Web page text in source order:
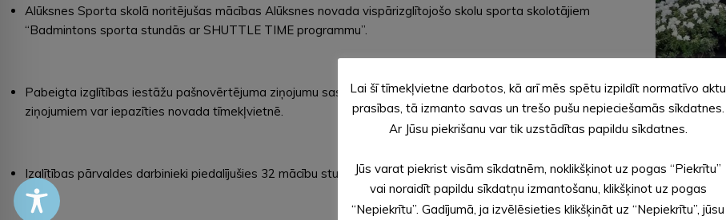
Alūksnes Sporta skolā noritējušas mācības Alūksnes novada vispārizglītojošo skolu sporta skolotājiem
“Badmintons sporta stundās ar SHUTTLE TIME programmu”.
Pabeigta izglītības iestāžu pašnovērtējuma ziņojumu saskaņošana par darbu 2023./2024. mācību gadā. Ar
ziņojumiem var iepazīties novada tīmekļvietnē.
Izglītības pārvaldes darbinieki piedalījušies 32 mācību stundās novada skolās.
Lai šī tīmekļvietne darbotos, kā arī mēs spētu izpildīt normatīvo aktu
prasības, tā izmanto savas un trešo pušu nepieciešamās sīkdatnes.
Ar Jūsu piekrišanu var tik uzstādītas papildu sīkdatnes.
Jūs varat piekrist visām sīkdatnēm, noklikšķinot uz pogas “Piekrītu”
vai noraidīt papildu sīkdatņu izmantošanu, klikšķinot uz pogas
“Nepiekrītu”. Gadījumā, ja izvēlēsieties klikšķināt uz “Nepiekrītu”, jūsu